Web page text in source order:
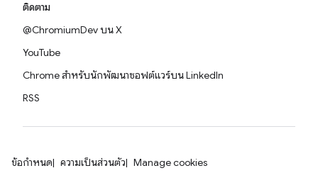
ติดตาม
@ChromiumDev บน X
YouTube
Chrome สำหรับนักพัฒนาซอฟต์แวร์บน LinkedIn
RSS
ข้อกำหนด ความเป็นส่วนตัว Manage cookies